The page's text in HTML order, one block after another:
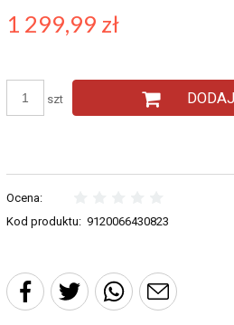
1 299,99 zł
szt
Ocena:
Kod produktu: 9120066430823